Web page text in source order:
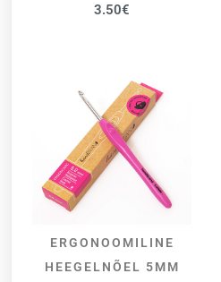
3.50€
LISA KORVI
ERGONOOMILINE
HEEGELNÕEL 5MM